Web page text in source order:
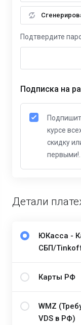
Подтвердите
Подписка на
курсе
скидку
первыми!.
Детали
ЮКасса -
СБП/
Карты РФ
WMZ
VDS в РФ)